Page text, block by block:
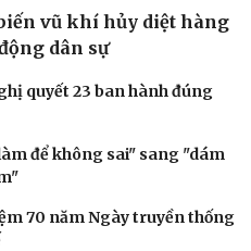
vũ khí hủy diệt hàng
dân sự
quyết 23 ban hành đúng
để không sai" sang "dám
70 năm Ngày truyền thống